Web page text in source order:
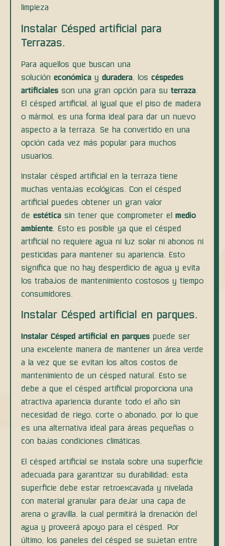
limpieza
Instalar Césped artificial para
Terrazas.
Para aquellos que buscan una
solucióneconómica yduradera, loscéspedes
artificiales son una gran opción para suterraza.
El césped artificial, al igual que el piso de madera
o mármol, es una forma ideal para dar un nuevo
aspecto a la terraza. Se ha convertido en una
opción cada vez más popular para muchos
usuarios.
Instalar césped artificial en la terraza tiene
muchas ventajas ecológicas. Con el césped
artificial puedes obtener un gran valor
deestética sin tener que comprometer elmedio
ambiente. Esto es posible ya que el césped
artificial no requiere agua ni luz solar ni abonos ni
pesticidas para mantener su apariencia. Esto
significa que no hay desperdicio de agua y evita
los trabajos de mantenimiento costosos y tiempo
consumidores.
Instalar Césped artificial en parques.
Instalar Césped artificial en parques puede ser
una excelente manera de mantener un área verde
a la vez que se evitan los altos costos de
mantenimiento de un césped natural. Esto se
debe a que el césped artificial proporciona una
atractiva apariencia durante todo el año sin
necesidad de riego, corte o abonado, por lo que
es una alternativa ideal para áreas pequeñas o
con bajas condiciones climáticas.
El césped artificial se instala sobre una superficie
adecuada para garantizar su durabilidad; esta
superficie debe estar retroexcavada y nivelada
con material granular para dejar una capa de
arena o gravilla, la cual permitirá la drenación del
agua y proveerá apoyo para el césped. Por
último, los paneles del césped se sujetan entre